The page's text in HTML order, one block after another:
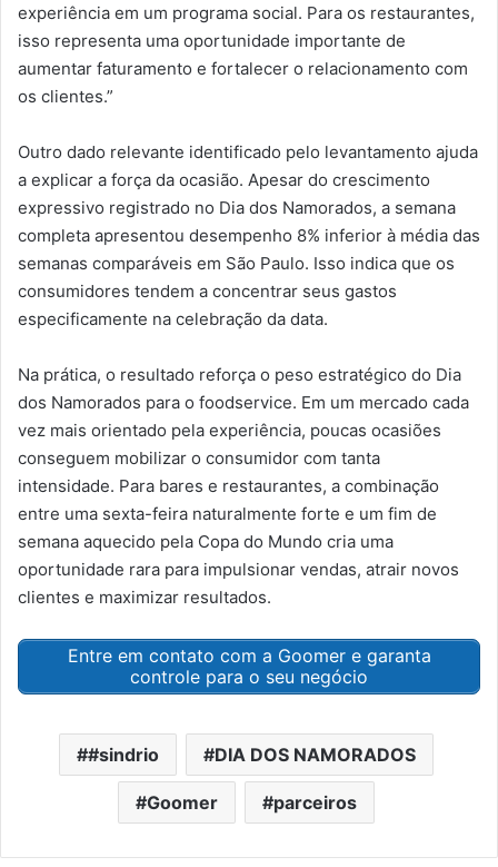
experiência em um programa social. Para os restaurantes,
isso representa uma oportunidade importante de
aumentar faturamento e fortalecer o relacionamento com
os clientes.”
Outro dado relevante identificado pelo levantamento ajuda
a explicar a força da ocasião. Apesar do crescimento
expressivo registrado no Dia dos Namorados, a semana
completa apresentou desempenho 8% inferior à média das
semanas comparáveis em São Paulo. Isso indica que os
consumidores tendem a concentrar seus gastos
especificamente na celebração da data.
Na prática, o resultado reforça o peso estratégico do Dia
dos Namorados para o foodservice. Em um mercado cada
vez mais orientado pela experiência, poucas ocasiões
conseguem mobilizar o consumidor com tanta
intensidade. Para bares e restaurantes, a combinação
entre uma sexta-feira naturalmente forte e um fim de
semana aquecido pela Copa do Mundo cria uma
oportunidade rara para impulsionar vendas, atrair novos
clientes e maximizar resultados.
Entre em contato com a Goomer e garanta
controle para o seu negócio
#sindrio DIA DOS NAMORADOS
Goomer parceiros